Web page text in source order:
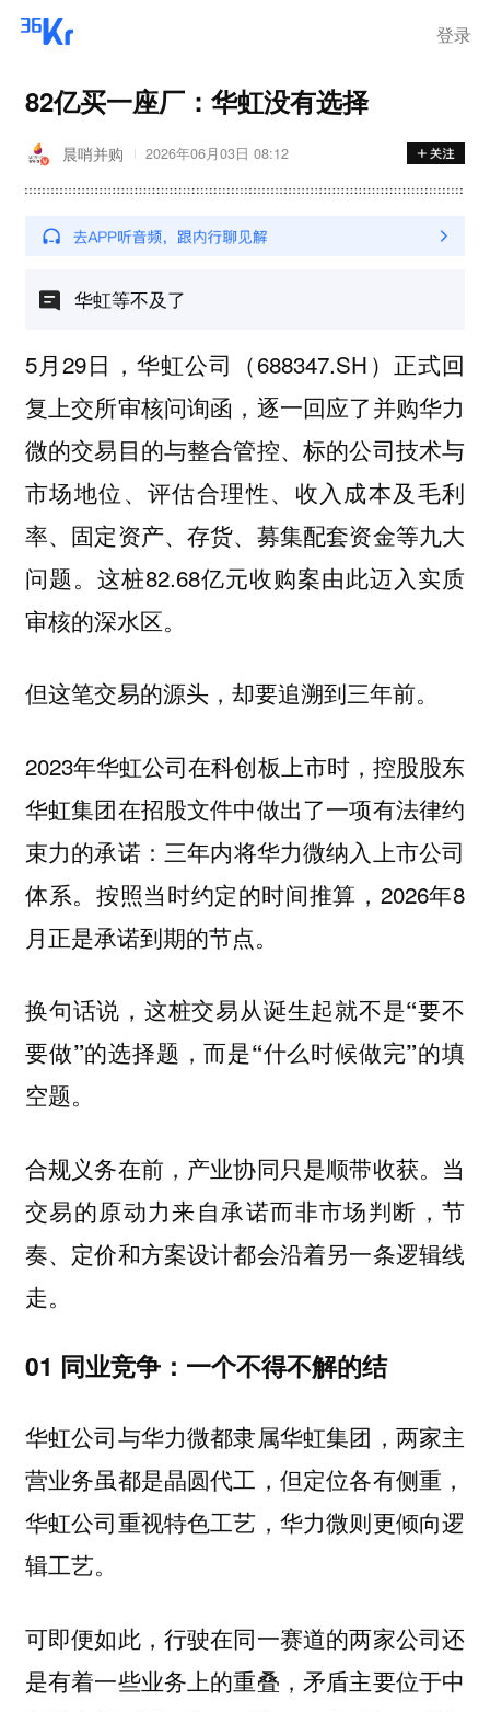
登录
82亿买一座厂：华虹没有选择
晨哨并购 2026年06月03日 08:12
华虹等不及了
5月29日，华虹公司（688347.SH）正式回
复上交所审核问询函，逐一回应了并购华力
微的交易目的与整合管控、标的公司技术与
市场地位、评估合理性、收入成本及毛利
率、固定资产、存货、募集配套资金等九大
问题。这桩82.68亿元收购案由此迈入实质
审核的深水区。
但这笔交易的源头，却要追溯到三年前。
2023年华虹公司在科创板上市时，控股股东
华虹集团在招股文件中做出了一项有法律约
束力的承诺： 三年内将华力微纳入上市公司
体系。按照当时约定的时间推算，2026年8
月正是承诺到期的节点。
换句话说， 这桩交易从诞生起就不是“要不
要做”的选择题，而是“什么时候做完”的填
空题。
合规义务在前，产业协同只是顺带收获。当
交易的原动力来自承诺而非市场判断，节
奏、定价和方案设计都会沿着另一条逻辑线
走。
01 同业竞争：一个不得不解的结
华虹公司与华力微都隶属华虹集团，两家主
营业务虽都是晶圆代工，但定位各有侧重，
华虹公司重视特色工艺，华力微则更倾向逻
辑工艺。
可即便如此，行驶在同一赛道的两家公司还
是有着一些业务上的重叠，矛盾主要位于中